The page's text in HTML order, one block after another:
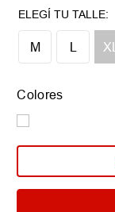
L
M XL
Colores